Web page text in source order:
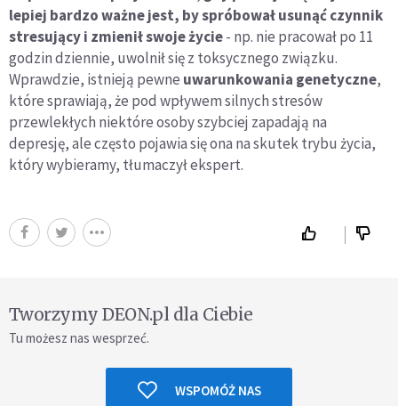
lepiej bardzo ważne jest, by spróbował usunąć czynnik
stresujący i zmienił swoje życie- np. nie pracował po 11
godzin dziennie, uwolnił się z toksycznego związku.
Wprawdzie, istnieją pewne uwarunkowania genetyczne,
które sprawiają, że pod wpływem silnych stresów
przewlekłych niektóre osoby szybciej zapadają na
depresję, ale często pojawia się ona na skutek trybu życia,
który wybieramy, tłumaczył ekspert.
Tworzymy DEON.pl dla Ciebie
Tu możesz nas wesprzeć.
WSPOMÓŻ NAS